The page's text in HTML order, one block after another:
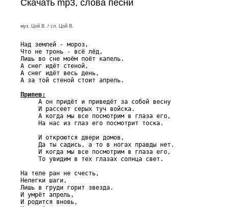
Скачать mp3, слова песни
муз. Цой В. / сл. Цой В.
Над землей - мороз,
Что не тронь - всё лёд,
Лишь во сне моём поёт капель.
А снег идёт стеной,
А снег идёт весь день,
А за той стеной стоит апрель.
Припев:
А он придёт и приведёт за собой весну
     И рассеет серых туч войска.
     А когда мы все посмотрим в глаза его,
     На нас из глаз его посмотрит тоска.
     И откроются двери домов,
     Да ты садись, а то в ногах правды нет.
     И когда мы все посмотрим в глаза его,
     То увидим в тех глазах солнца свет.
На теле ран не счесть,
Нелегки шаги,
Лишь в груди горит звезда.
И умрёт апрель,
И родится вновь,